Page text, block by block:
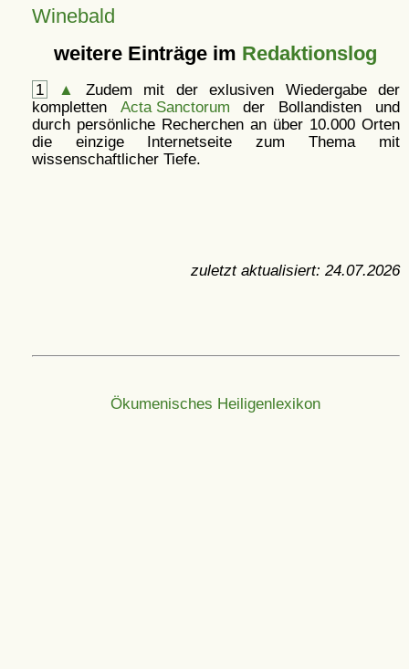
Winebald
weitere Einträge im Redaktionslog
1 ▲
Zudem mit der exlusiven Wiedergabe der
kompletten Acta Sanctorum der Bollandisten und
durch persönliche Recherchen an über 10.000 Orten
die einzige Internetseite zum Thema mit
wissenschaftlicher Tiefe.
zuletzt aktualisiert: 24.07.2026
Ökumenisches Heiligenlexikon